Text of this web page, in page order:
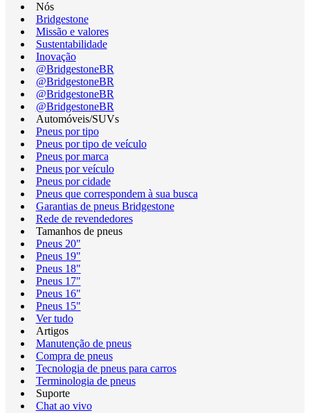
Nós
Bridgestone
Missão e valores
Sustentabilidade
Inovação
@BridgestoneBR
@BridgestoneBR
@BridgestoneBR
@BridgestoneBR
Automóveis/SUVs
Pneus por tipo
Pneus por tipo de veículo
Pneus por marca
Pneus por veículo
Pneus por cidade
Pneus que correspondem à sua busca
Garantias de pneus Bridgestone
Rede de revendedores
Tamanhos de pneus
Pneus 20"
Pneus 19"
Pneus 18"
Pneus 17"
Pneus 16"
Pneus 15"
Ver tudo
Artigos
Manutenção de pneus
Compra de pneus
Tecnologia de pneus para carros
Terminologia de pneus
Suporte
Chat ao vivo